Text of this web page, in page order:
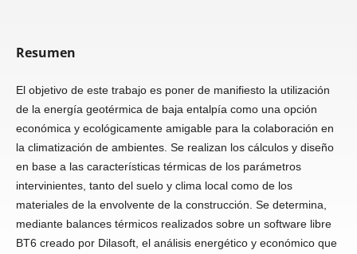
Resumen
El objetivo de este trabajo es poner de manifiesto la utilización
de la energía geotérmica de baja entalpía como una opción
económica y ecológicamente amigable para la colaboración en
la climatización de ambientes. Se realizan los cálculos y diseño
en base a las características térmicas de los parámetros
intervinientes, tanto del suelo y clima local como de los
materiales de la envolvente de la construcción. Se determina,
mediante balances térmicos realizados sobre un software libre
BT6 creado por Dilasoft, el análisis energético y económico que